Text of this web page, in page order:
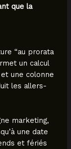
que la
“au prorata
un calcul
une colonne
les allers-
marketing,
une date
et fériés